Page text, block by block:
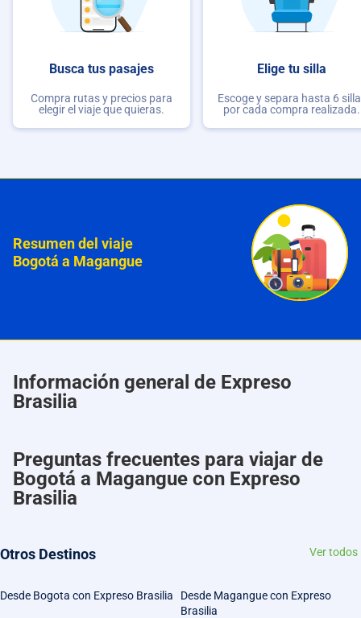
Busca tus pasajes
Compra rutas y precios para
elegir el viaje que quieras.
Elige tu silla
Escoge y separa hasta 6
por cada compra realizada.
Resumen del viaje
Bogotá a Magangue
Información general de Expreso
Brasilia
Preguntas frecuentes para viajar de
Bogotá a Magangue con Expreso
Brasilia
Otros Destinos Ver todos
Desde Bogota con Expreso Brasilia
Desde Magangue con Expreso
Brasilia